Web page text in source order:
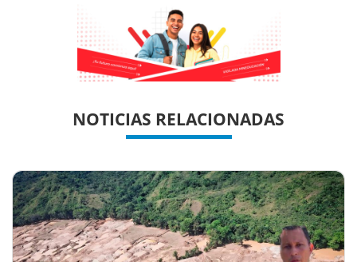
NOTICIAS RELACIONADAS